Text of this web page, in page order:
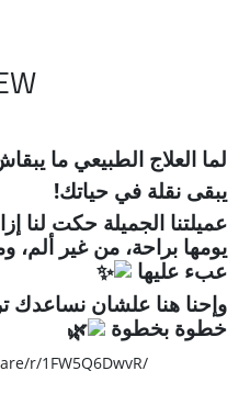
لما العلاج الطبيعي ما
يبقى نقلة في حياتك!
عميلتنا الجميلة حكت لنا
يومها براحة، من غير
عبء عليها
وإحنا هنا علشان نساعدك
خطوة بخطوة
r/1FW5Q6DwvR/